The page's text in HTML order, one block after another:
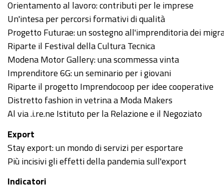
Orientamento al lavoro: contributi per le imprese
Un'intesa per percorsi formativi di qualità
Progetto Futurae: un sostegno all'imprenditoria dei
Riparte il Festival della Cultura Tecnica
Modena Motor Gallery: una scommessa vinta
Imprenditore 6G: un seminario per i giovani
Riparte il progetto Imprendocoop per idee cooperative
Distretto fashion in vetrina a Moda Makers
Al via .i.re.ne Istituto per la Relazione e il Negoziato
Export
Stay export: un mondo di servizi per esportare
Più incisivi gli effetti della pandemia sull'export
Indicatori